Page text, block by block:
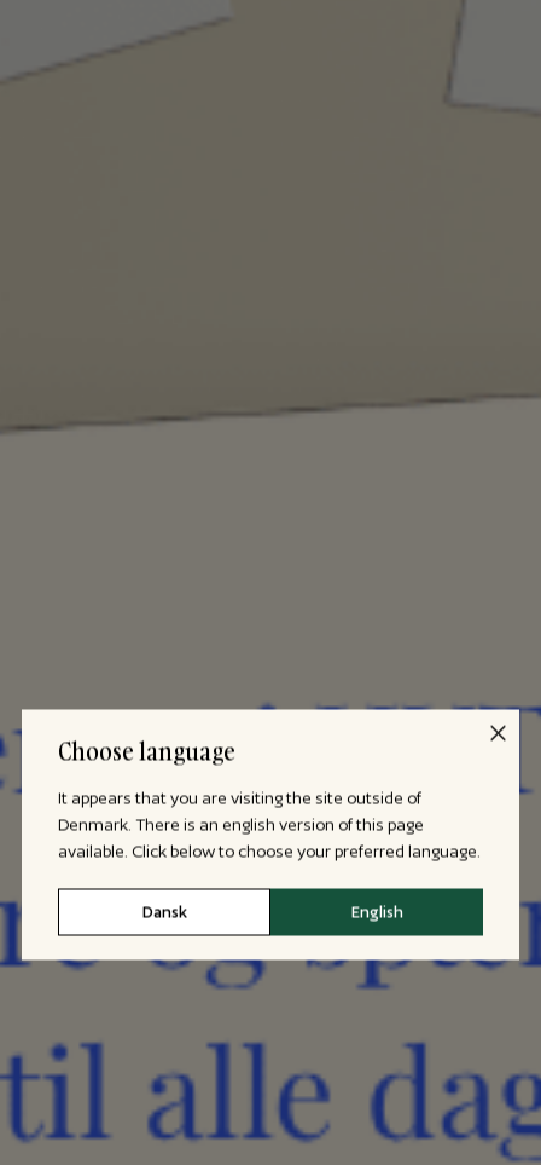
Choose language
It appears that you are visiting the site outside of
Denmark. There is an english version of this page
available. Click below to choose your preferred language.
Dansk English